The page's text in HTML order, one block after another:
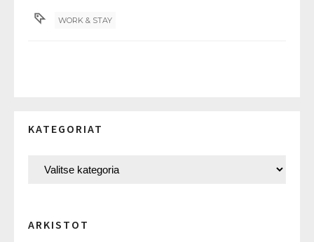
WORK & STAY
KATEGORIAT
ARKISTOT